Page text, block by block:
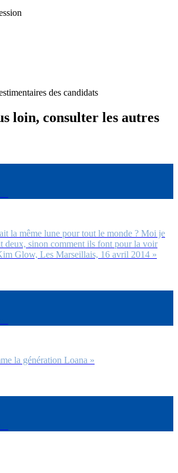
des candidats
loin, consulter les autres
la même lune pour tout le monde ? Moi je
deux, sinon comment ils font pour la voir
Glow, Les Marseillais, 16 avril 2014 »
la génération Loana »